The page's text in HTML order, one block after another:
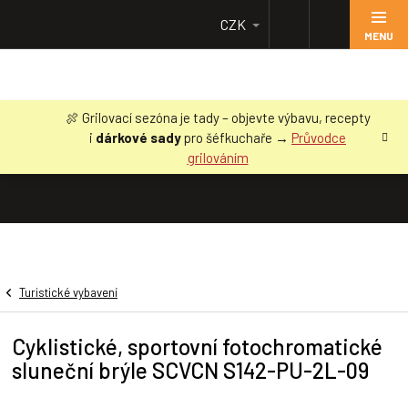
obsah
🍖 Grilovací sezóna je tady – objevte výbavu, recepty
i dárkové sadypro šéfkuchaře → Průvodce
grilováním
CZK
Turistické vybavení
Cyklistické, sportovní fotochromatické
sluneční brýle SCVCN S142-PU-2L-09